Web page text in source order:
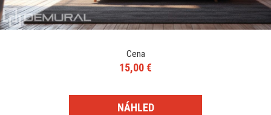
Cena
15,00 €
NÁHLED